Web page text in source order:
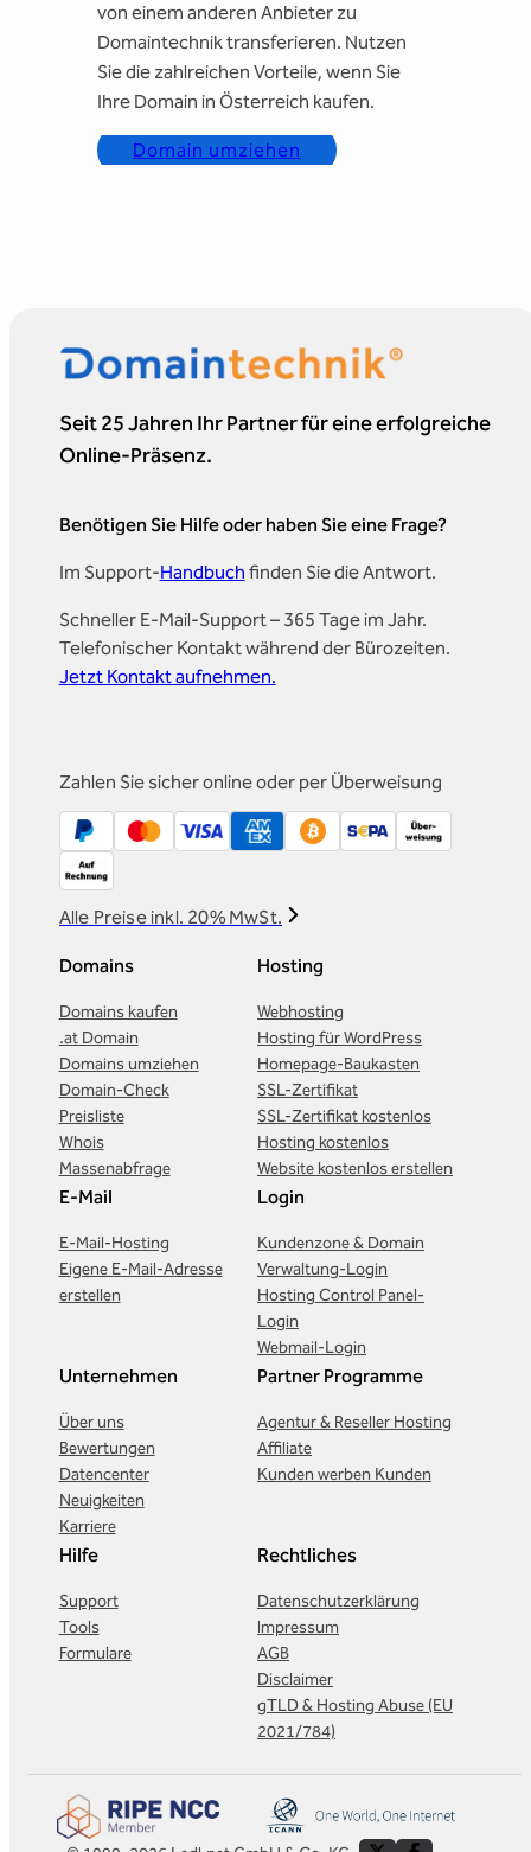
von einem anderen Anbieter zu
Domaintechnik transferieren. Nutzen
Sie die zahlreichen Vorteile, wenn Sie
Ihre Domain in Österreich kaufen.
Domain umziehen
Seit 25 Jahren Ihr Partner für eine erfolgreiche
Online-Präsenz.
Benötigen Sie Hilfe oder haben Sie eine Frage?
Im Support-Handbuch finden Sie die Antwort.
Schneller E-Mail-Support – 365 Tage im Jahr.
Telefonischer Kontakt während der Bürozeiten.
Jetzt Kontakt aufnehmen.
Zahlen Sie sicher online oder per Überweisung
Alle Preise inkl. 20% MwSt.
Domains
Domains kaufen
.at Domain
Domains umziehen
Domain-Check
Preisliste
Whois
Massenabfrage
Hosting
Webhosting
Hosting für WordPress
Homepage-Baukasten
SSL-Zertifikat
SSL-Zertifikat kostenlos
Hosting kostenlos
Website kostenlos erstellen
E-Mail
E-Mail-Hosting
Eigene E-Mail-Adresse
erstellen
Login
Kundenzone & Domain
Verwaltung-Login
Hosting Control Panel-
Login
Webmail-Login
Unternehmen
Über uns
Bewertungen
Datencenter
Neuigkeiten
Karriere
Partner Programme
Agentur & Reseller Hosting
Affiliate
Kunden werben Kunden
Hilfe
Support
Tools
Formulare
Rechtliches
Datenschutzerklärung
Impressum
AGB
Disclaimer
gTLD & Hosting Abuse (EU
2021/784)